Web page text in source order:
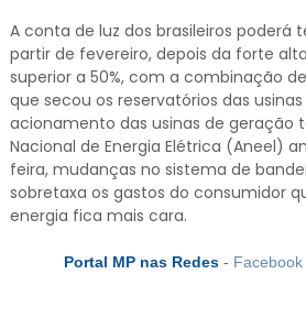
A conta de luz dos brasileiros poderá
partir de fevereiro, depois da forte
superior a 50%, com a combinação
que secou os reservatórios das
acionamento das usinas de geração
Nacional de Energia Elétrica (Aneel)
feira, mudanças no sistema de
sobretaxa os gastos do consumidor
energia fica mais cara.
Portal MP nas Redes - Facebook